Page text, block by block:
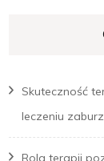
Skuteczność
leczeniu
Rola terapii